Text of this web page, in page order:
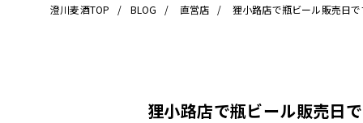
澄川麦酒TOP BLOG 直営店 狸小路店で瓶ビール販売日
狸小路店で瓶ビール販売日